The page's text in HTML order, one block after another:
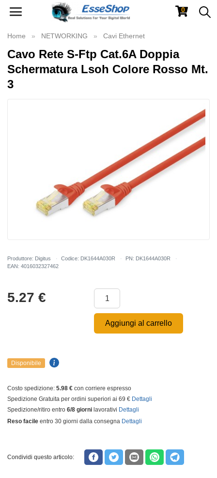
Toggle
0
Home NETWORKING Cavi Ethernet
Cavo Rete S-Ftp Cat.6A Doppia
Schermatura Lsoh Colore Rosso Mt.
3
Produttore: Digitus Codice: DK1644A030R
PN: DK1644A030R
EAN: 4016032327462
5.27 €
Aggiungi al carrello
Disponibile
Costo spedizione: 5.98 € con corriere espresso
Spedizione Gratuita per ordini superiori ai 69 € Dettagli
Spedizione/ritiro entro 6/8 giorni lavorativi Dettagli
Reso facile entro 30 giorni dalla consegna Dettagli
Condividi questo articolo: